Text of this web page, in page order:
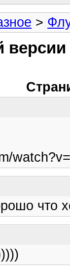
>
что